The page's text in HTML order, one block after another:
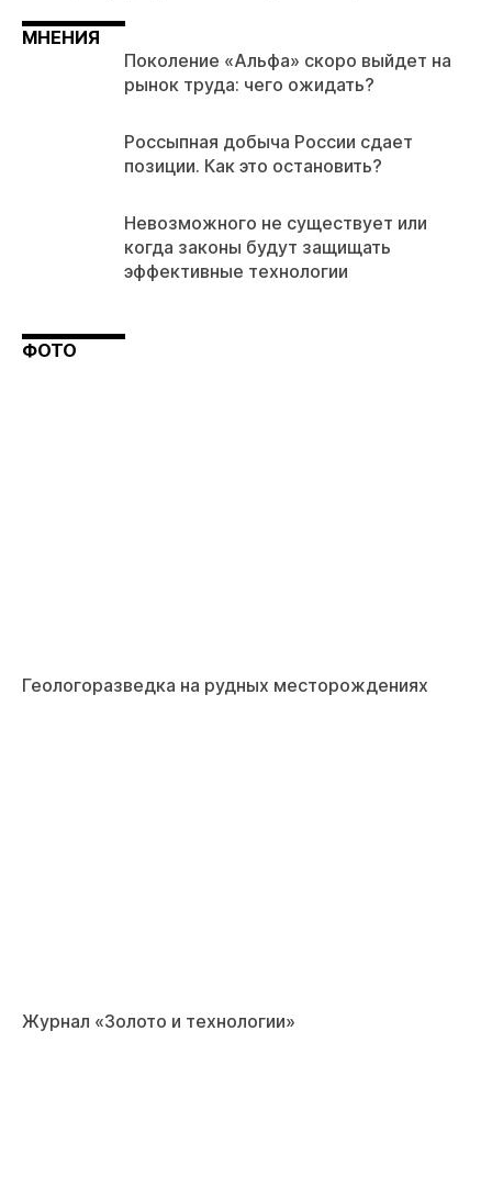
МНЕНИЯ
Поколение «Альфа» скоро выйдет на
рынок труда: чего ожидать?
Россыпная добыча России сдает
позиции. Как это остановить?
Невозможного не существует или
когда законы будут защищать
эффективные технологии
ФОТО
Геологоразведка на рудных месторождениях
Журнал «Золото и технологии»